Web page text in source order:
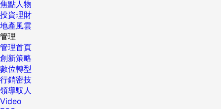
焦點人物
投資理財
地產風雲
管理
管理首頁
創新策略
數位轉型
行銷密技
領導馭人
Video